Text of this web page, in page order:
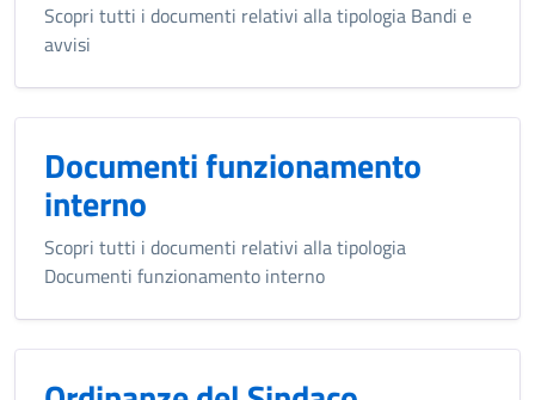
Scopri tutti i documenti relativi alla tipologia Bandi e
avvisi
Documenti funzionamento
interno
Scopri tutti i documenti relativi alla tipologia
Documenti funzionamento interno